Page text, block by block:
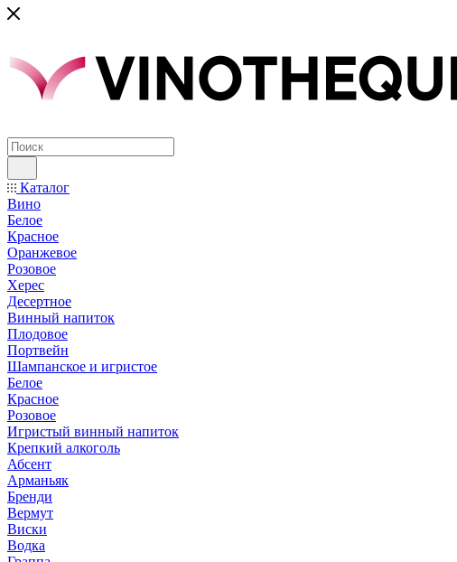
Каталог
Вино
Белое
Красное
Оранжевое
Розовое
Херес
Десертное
Винный напиток
Плодовое
Портвейн
Шампанское и игристое
Белое
Красное
Розовое
Игристый винный напиток
Крепкий алкоголь
Абсент
Арманьяк
Бренди
Вермут
Виски
Водка